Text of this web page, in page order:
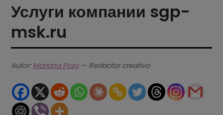
Услуги компании sgp-
msk.ru
Autor: Mariana Pozo— Redactor creativo